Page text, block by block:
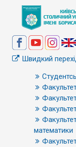
Швидкий
математики